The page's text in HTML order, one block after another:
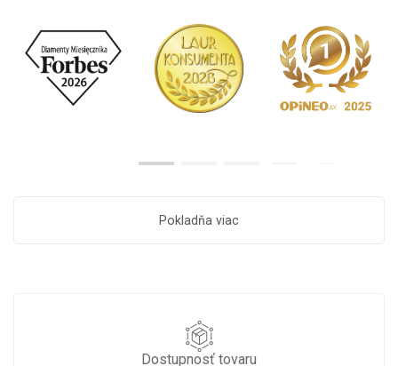
Pokladňa viac
Dostupnosť tovaru